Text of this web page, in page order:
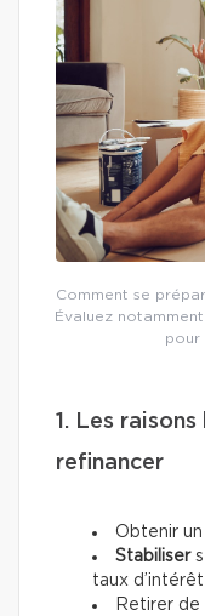
Comment se
Évaluez
pour
1. Les
refinancer
Obtenir un
Stabiliser
taux
Retirer de